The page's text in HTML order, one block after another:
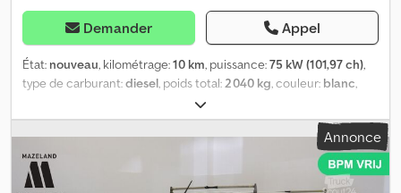
le verrouillage automatique des portes * Faibles émissions
conformément à la norme d’émissions Euro 6e * Direction
assistée électrique
Demander Appel
État: nouveau, kilométrage:10 km, puissance:75 kW (101,97 ch),
type de carburant:diesel, poids total:2 040 kg, couleur: blanc,
, classe d'émission:
de sièges:3, Année de construction:2026, Équipement:ABS,
climatisation, filtre à particules, programme électronique de
stabilité (ESP), système de navigation, verrouillage centralisé,
Votre interlocuteur direct : Andreas Kawa, responsable des
Annonce